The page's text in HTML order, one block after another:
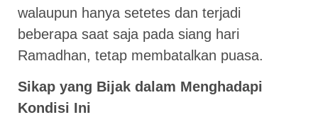
walaupun hanya setetes dan terjadi
beberapa saat saja pada siang hari
Ramadhan, tetap membatalkan puasa.
Sikap yang Bijak dalam Menghadapi
Kondisi Ini